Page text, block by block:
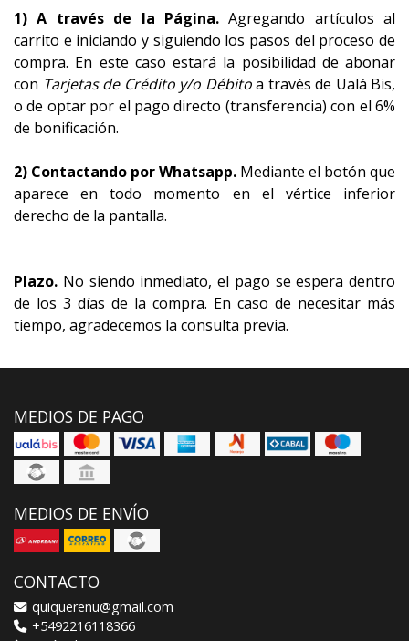
1) A través de la Página.Agregando artículos al
carrito e iniciando y siguiendo los pasos del proceso de
compra. En este caso estará la posibilidad de abonar
con Tarjetas de Crédito y/o Débitoa través de Ualá Bis,
o de optar por el pago directo (transferencia) con el 6%
de bonificación.
2) Contactando por Whatsapp. Mediante el botón que
aparece en todo momento en el vértice inferior
derecho de la pantalla.
Plazo. No siendo inmediato, el pago se espera dentro
de los 3 días de la compra. En caso de necesitar más
tiempo, agradecemos la consulta previa.
MEDIOS DE PAGO
MEDIOS DE ENVÍO
CONTACTO
quiquerenu@gmail.com
+5492216118366